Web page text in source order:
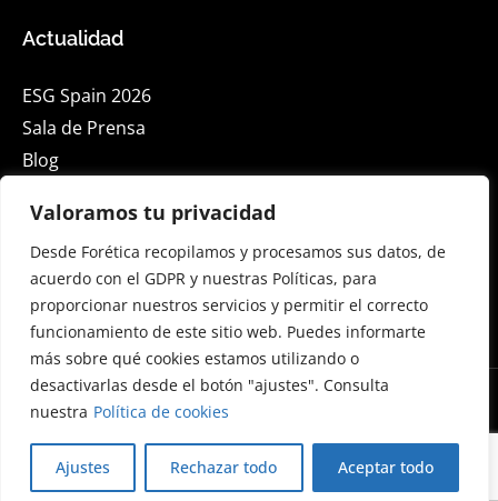
Valoramos tu privacidad
Desde Forética recopilamos y procesamos sus datos, de
acuerdo con el GDPR y nuestras Políticas, para
proporcionar nuestros servicios y permitir el correcto
funcionamiento de este sitio web. Puedes informarte
más sobre qué cookies estamos utilizando o
desactivarlas desde el botón "ajustes". Consulta
nuestra Política de cookies
Ajustes Rechazar todo Aceptar todo
Actualidad
ESG Spain 2026
Sala de Prensa
Blog
Suscríbete a nuestra Newsletter en Linkedin
English
© 2026 Forética. Todos los derechos reservados